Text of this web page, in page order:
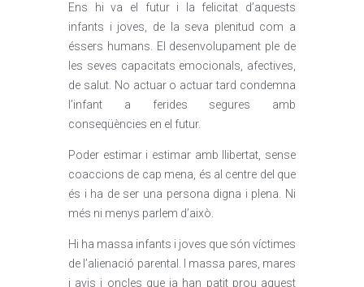
Ens hi va el futur i la felicitat d’aquests
infants i joves, de la seva plenitud com a
éssers humans. El desenvolupament ple de
les seves capacitats emocionals, afectives,
de salut. No actuar o actuar tard condemna
l’infant a ferides segures amb
conseqüències en el futur.
Poder estimar i estimar amb llibertat, sense
coaccions de cap mena, és al centre del que
és i ha de ser una persona digna i plena. Ni
més ni menys parlem d’això.
Hi ha massa infants i joves que són víctimes
de l’alienació parental. I massa pares, mares
i avis i oncles que ja han patit prou aquest